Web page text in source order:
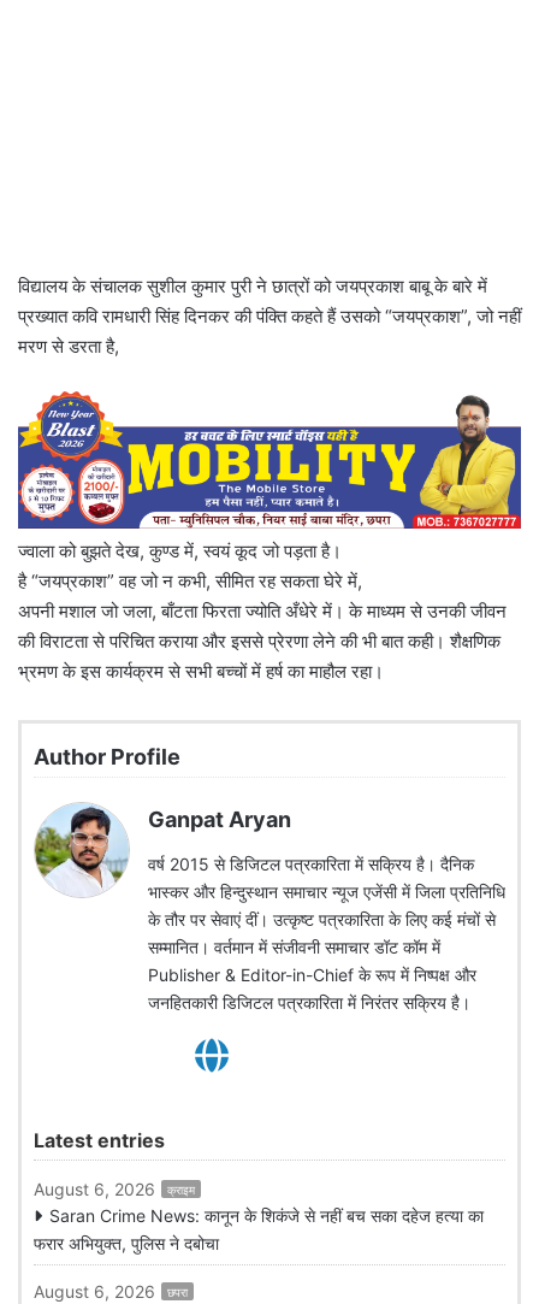
विद्यालय के संचालक सुशील कुमार पुरी ने छात्रों को जयप्रकाश बाबू के बारे में
प्रख्यात कवि रामधारी सिंह दिनकर की पंक्ति कहते हैं उसको “जयप्रकाश”, जो नहीं
मरण से डरता है,
ज्वाला को बुझते देख, कुण्ड में, स्वयं कूद जो पड़ता है।
है “जयप्रकाश” वह जो न कभी, सीमित रह सकता घेरे में,
अपनी मशाल जो जला, बाँटता फिरता ज्योति अँधेरे में। के माध्यम से उनकी जीवन
की विराटता से परिचित कराया और इससे प्रेरणा लेने की भी बात कही। शैक्षणिक
भ्रमण के इस कार्यक्रम से सभी बच्चों में हर्ष का माहौल रहा।
Author Profile
Ganpat Aryan
वर्ष 2015 से डिजिटल पत्रकारिता में सक्रिय है। दैनिक
भास्कर और हिन्दुस्थान समाचार न्यूज एजेंसी में जिला प्रतिनिधि
के तौर पर सेवाएं दीं। उत्कृष्ट पत्रकारिता के लिए कई मंचों से
सम्मानित। वर्तमान में संजीवनी समाचार डॉट कॉम में
Publisher & Editor-in-Chief के रूप में निष्पक्ष और
जनहितकारी डिजिटल पत्रकारिता में निरंतर सक्रिय है।
Latest entries
August 6, 2026 क्राइम
Saran Crime News: कानून के शिकंजे से नहीं बच सका दहेज हत्या का
फरार अभियुक्त, पुलिस ने दबोचा
August 6, 2026 छपरा